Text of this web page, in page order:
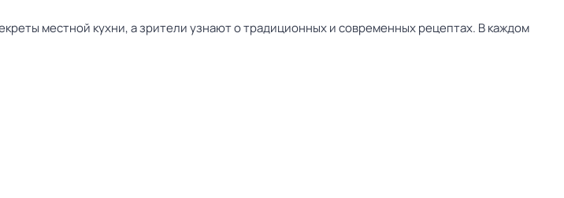
местной кухни, а зрители узнают о традиционных и современных рецептах. В каждом